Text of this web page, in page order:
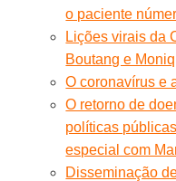
o paciente
Lições virais da
Boutang e
O coronavírus e
O retorno de
políticas
especial com
Disseminação